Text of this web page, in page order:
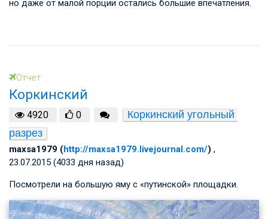
но даже от малой порции остались большие впечатления.
Отчет
Коркинский
4920 0
Коркинский угольный
разрез
maxsa1979 (http://maxsa1979.livejournal.com/) ,
23.07.2015 (4033 дня назад)
Посмотрели на большую яму с «путинской» площадки.